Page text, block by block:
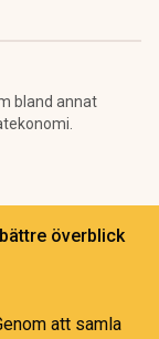
bland annat
överblick
att samla